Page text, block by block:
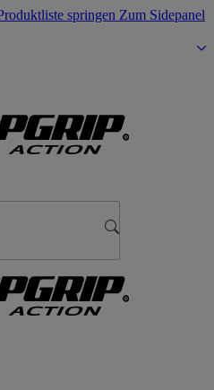
springen Zum Sidepanel